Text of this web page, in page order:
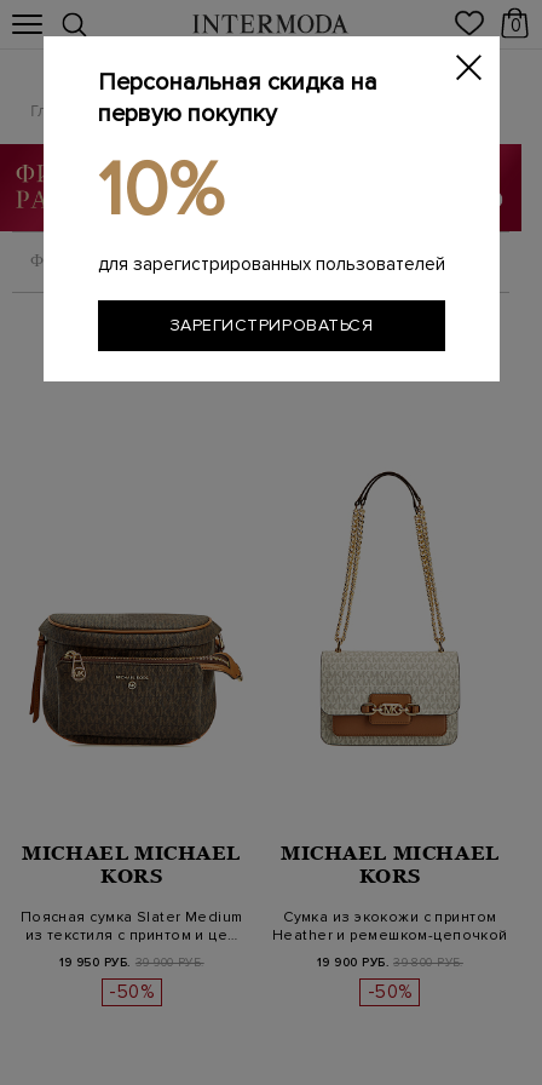
0
MICHAEL Michael Kors
Главная / Женщинам / Бренды
ФИЛЬТРОВАТЬ СОРТИРОВАТЬ
MICHAEL MICHAEL
KORS
Поясная сумка Slater Medium
из текстиля с принтом и це…
19 950 РУБ. 39 900 РУБ.
-50%
MICHAEL MICHAEL
KORS
Сумка из экокожи с принтом
Heather и ремешком-цепочкой
19 900 РУБ. 39 800 РУБ.
-50%
Персональная скидка на
первую покупку
10%
для зарегистрированных пользователей
ЗАРЕГИСТРИРОВАТЬСЯ